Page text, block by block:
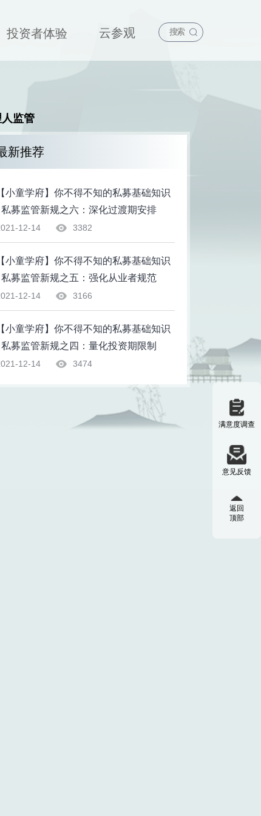
投资者体验 云参观
监管
新推荐
【小童学府】你不得不知的私募基础知识
| 私募监管新规之六：深化过渡期安排
12-14 3382
【小童学府】你不得不知的私募基础知识
| 私募监管新规之五：强化从业者规范
12-14 3166
【小童学府】你不得不知的私募基础知识
| 私募监管新规之四：量化投资期限制
12-14 3474
满意度调查
意见反馈
返回
顶部